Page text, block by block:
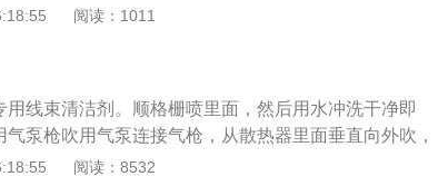
面有树枝、树叶等较大的杂物，驾驶员应该先清理这些
小活栓，让冷却液流到车底的排水盘中，等冷却液排
冷却液装入密封容器，放好排水盘。5、修复散热片。
散热片折损，可以用镊子或竹签掰直散热片，再添加冷
。水箱又叫散热器，是水冷式发动机的重要部件，流动
热量，避免发动机过热。经过长时间的使用，水箱上就
阅读：1011
用线束清洁剂。顺格栅喷里面，然后用水冲洗干净即
泵枪吹用气泵连接气枪，从散热器里面垂直向外吹，
十公分距离，气压也不能太高。3用高压水枪冲洗最好
阅读：8532